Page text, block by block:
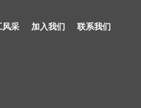
风采 加入我们 联系我们